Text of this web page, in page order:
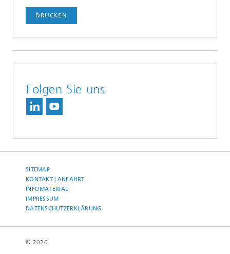
DRUCKEN
Folgen Sie uns
SITEMAP
KONTAKT | ANFAHRT
INFOMATERIAL
IMPRESSUM
DATENSCHUTZERKLÄRUNG
© 2026